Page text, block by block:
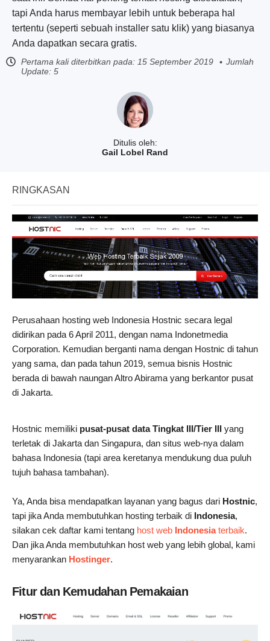
Ditulis oleh:
Gail Lobel Rand
tapi Anda harus membayar lebih untuk beberapa hal
tertentu (seperti sebuah installer satu klik) yang biasanya
Anda dapatkan secara gratis.
Pertama kali diterbitkan pada: 15 September 2019
Jumlah
Update: 5
RINGKASAN
Perusahaan hosting web Indonesia Hostnic secara legal
didirikan pada 6 April 2011, dengan nama Indonetmedia
Corporation. Kemudian berganti nama dengan Hostnic di tahun
yang sama, dan pada tahun 2019, semua bisnis Hostnic
berada di bawah naungan Altro Abirama yang berkantor pusat
di Jakarta.
Hostnic memiliki pusat-pusat data Tingkat III/Tier III yang
terletak di Jakarta dan Singapura, dan situs web-nya dalam
bahasa Indonesia (tapi area keretanya mendukung dua puluh
tujuh bahasa tambahan).
Ya, Anda bisa mendapatkan layanan yang bagus dari Hostnic,
tapi jika Anda membutuhkan hosting terbaik di Indonesia,
silakan cek daftar kami tentang host web Indonesiaterbaik.
Dan jika Anda membutuhkan host web yang lebih global, kami
menyarankan Hostinger.
Fitur dan Kemudahan Pemakaian